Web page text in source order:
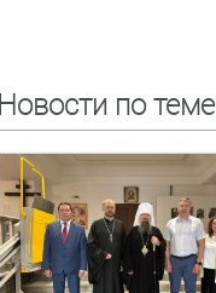
Новости по теме